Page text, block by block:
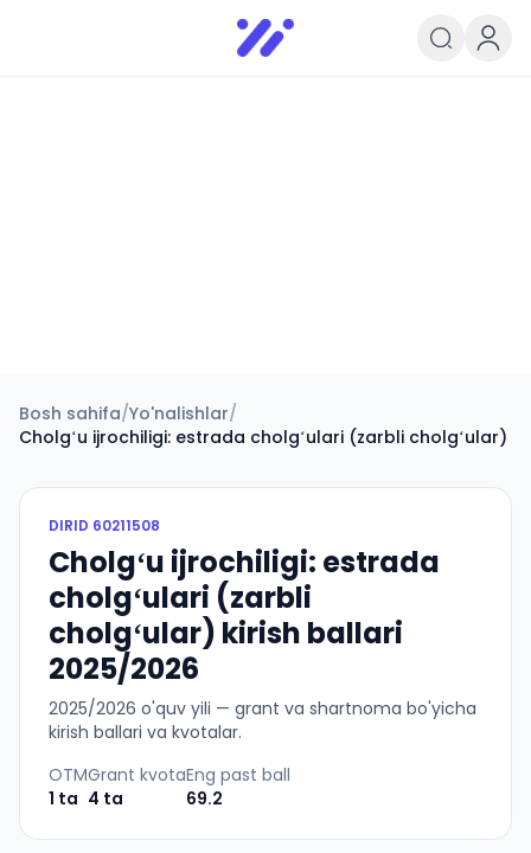
Infoedu
Ta&#039;lim xabarlari va
Bosh sahifa/Yo'nalishlar/
Cholgʻu ijrochiligi: estrada cholgʻulari (zarbli cholgʻular)
DIRID 60211508
Cholgʻu ijrochiligi: estrada
cholgʻulari (zarbli
cholgʻular) kirish ballari
2025/2026
2025/2026 o'quv yili — grant va shartnoma bo'yicha
kirish ballari va kvotalar.
OTM
1 ta
Grant kvota
4 ta
Eng past ball
69.2